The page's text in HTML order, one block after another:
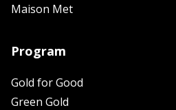
Maison Met
Program
Gold for Good
Green Gold